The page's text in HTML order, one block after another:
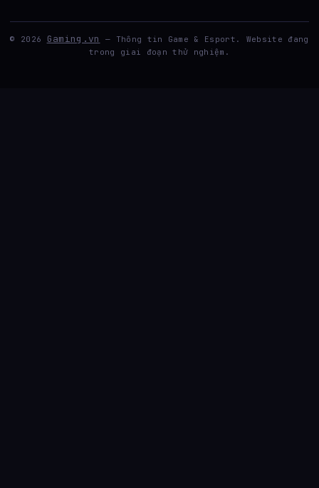
© 2026 Gaming.vn
— Thông tin Game & Esport. Website đang
trong giai đoạn thử nghiệm.